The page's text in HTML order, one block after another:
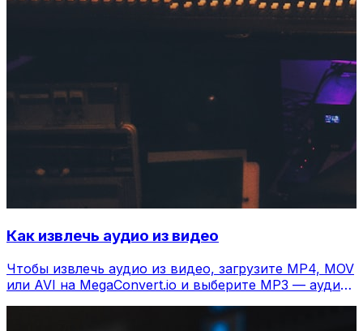
Как извлечь аудио из видео
Чтобы извлечь аудио из видео, загрузите MP4, MOV
или AVI на MegaConvert.io и выберите MP3 — аудио